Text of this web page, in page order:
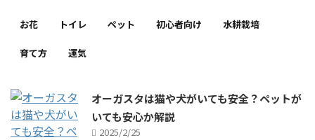
お花 トイレ ペット 初心者向け 水耕栽培
育て方 運気
オーガスタは猫や犬がいても安全？ペットが
いても安心か解説
2025/2/25